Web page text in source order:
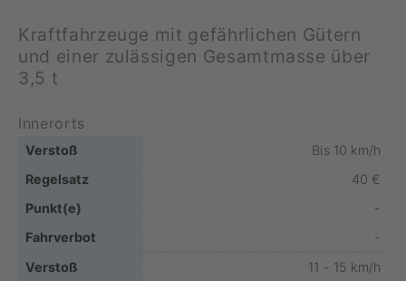
Kraftfahrzeuge mit gefährlichen Gütern
und einer zulässigen Gesamtmasse über
3,5 t
Innerorts
Bis 10 km/h
40 €
-
-
11 - 15 km/h